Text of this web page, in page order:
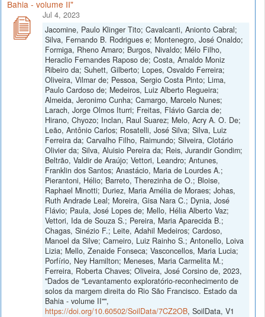
Bahia - volume II"
Jul 4, 2023
Jacomine, Paulo Klinger Tito; Cavalcanti, Anionto Cabral;
Silva, Fernando B. Rodrigues e; Montenegro, José Onaldo;
Formiga, Rheno Amaro; Burgos, Nivaldo; Mélo Filho,
Heraclio Fernandes Raposo de; Costa, Arnaldo Moniz
Ribeiro da; Suhett, Gilberto; Lopes, Osvaldo Ferreira;
Oliveira, Vilmar de; Pessoa, Sergio Costa Pinto; Lima,
Paulo Cardoso de; Medeiros, Luiz Alberto Regueira;
Almeida, Jeronimo Cunha; Camargo, Marcelo Nunes;
Larach, Jorge Olmos Iturri; Freitas, Flávio Garcia de;
Hirano, Chyozo; Inclan, Raul Suarez; Melo, Acry A. O. De;
Leão, Antônio Carlos; Rosatelli, José Silva; Silva, Luiz
Ferreira da; Carvalho Filho, Raimundo; Silveira, Clotário
Olivier da; Silva, Aluisio Pereira da; Reis, Jurandir Gondim;
Beltrão, Valdir de Araújo; Vettori, Leandro; Antunes,
Franklin dos Santos; Anastácio, Maria de Lourdes A.;
Pierantoni, Hélio; Barreto, Therezinha de O.; Bloise,
Raphael Minotti; Duriez, Maria Amélia de Moraes; Johas,
Ruth Andrade Leal; Moreira, Gisa Nara C.; Dynia, José
Flávio; Paula, José Lopes de; Mello, Hélia Alberto Vaz;
Vettori, Ida de Souza S.; Pereira, Maria Aparecida B.;
Chagas, Sinézio F.; Leite, Adahil Medeiros; Cardoso,
Manoel da Silve; Carneiro, Luiz Rainho S.; Antonello, Loiva
Lizia; Mello, Zenaide Fonseca; Vasconcellos, Maria Lucia;
Porfírio, Ney Hamilton; Meneses, Maria Carmelita M.;
Ferreira, Roberta Chaves; Oliveira, José Corsino de, 2023,
"Dados de "Levantamento exploratório-reconhecimento de
solos da margem direita do Rio São Francisco. Estado da
Bahia - volume II"",
https://doi.org/10.60502/SoilData/7CZ2OB, SoilData, V1